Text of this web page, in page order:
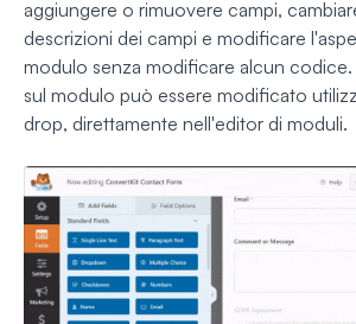
aggiungere o rimuovere campi,
descrizioni dei campi e modificare
modulo senza modificare alcun
sul modulo può essere modificato
drop, direttamente nell'editor di moduli.